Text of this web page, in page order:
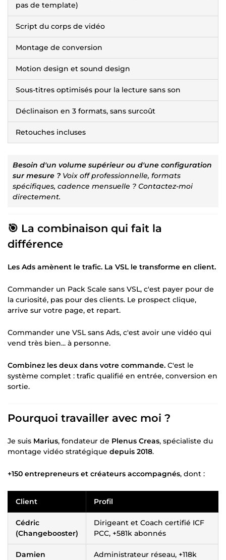
pas de template)
Script du corps de vidéo
Montage de conversion
Motion design et sound design
Sous-titres optimisés pour la lecture sans son
Déclinaison en 3 formats, sans surcoût
Retouches incluses
Besoin d'un volume supérieur ou d'une configuration
sur mesure ? Voix off professionnelle, formats
spécifiques, cadence mensuelle ? Contactez-moi
directement.
🎯 La combinaison qui fait la
différence
Les Ads amènent le trafic. La VSL le transforme en client.
Commander un Pack Scale sans VSL, c'est payer pour de
la curiosité, pas pour des clients. Le prospect clique,
arrive sur votre page, et repart.
Commander une VSL sans Ads, c'est avoir une vidéo qui
vend très bien... à personne.
Combinez les deux dans votre commande. C'est le
système complet : trafic qualifié en entrée, conversion en
sortie.
Pourquoi travailler avec moi ?
Je suis Marius, fondateur de Plenus Creas, spécialiste du
montage vidéo stratégique depuis 2018.
+150 entrepreneurs et créateurs accompagnés, dont :
Client Profil
Cédric
(Changebooster)
Dirigeant et Coach certifié ICF
PCC, +581k abonnés
Damien
Administrateur réseau, +118k